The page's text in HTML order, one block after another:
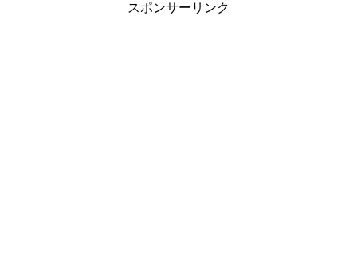
スポンサーリンク